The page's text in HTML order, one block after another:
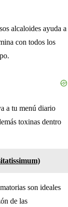
alcaloides ayuda a
con todos los
a tu menú diario
toxinas dentro
son ideales
de las